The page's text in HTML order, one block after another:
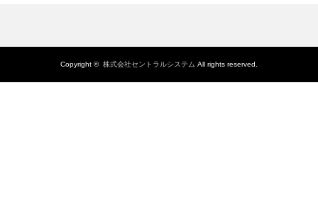
Copyright © 株式会社セントラルシステム All rights reserved.